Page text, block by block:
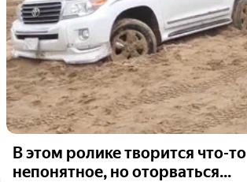
В этом ролике творится что-то
непонятное, но оторваться...